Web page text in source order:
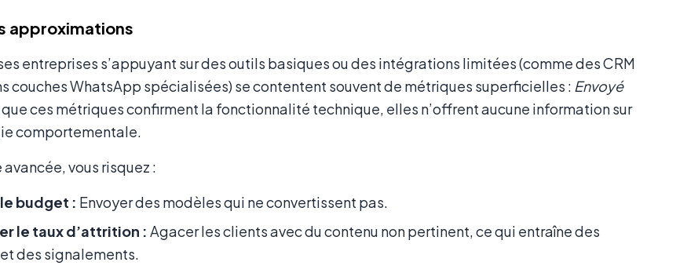
approximations
entreprises s’appuyant sur des outils basiques ou des intégrations limitées (comme des CRM
couches WhatsApp spécialisées) se contentent souvent de métriques superficielles : Envoyé
que ces métriques confirment la fonctionnalité technique, elles n’offrent aucune information sur
comportementale.
avancée, vous risquez :
budget : Envoyer des modèles qui ne convertissent pas.
le taux d’attrition : Agacer les clients avec du contenu non pertinent, ce qui entraîne des
des signalements.